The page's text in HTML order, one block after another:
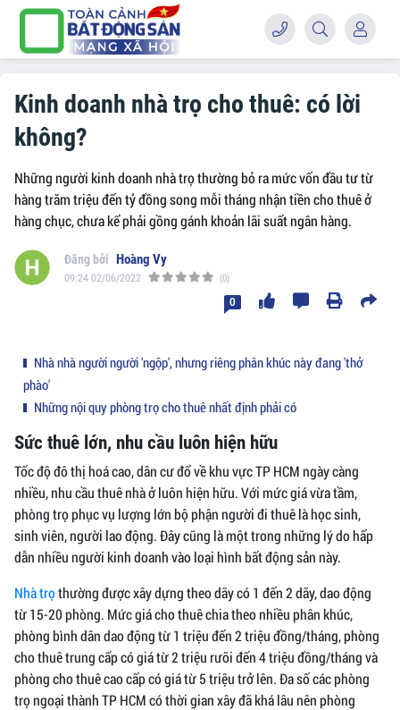
Kinh doanh nhà trọ cho thuê: có lời
không?
Những người kinh doanh nhà trọ thường bỏ ra mức vốn đầu tư từ
hàng trăm triệu đến tỷ đồng song mỗi tháng nhận tiền cho thuê ở
hàng chục, chưa kể phải gồng gánh khoản lãi suất ngân hàng.
Hoàng Vy
09:24 02/06/2022 (0)
0
Nhà nhà người người 'ngộp', nhưng riêng phân khúc này đang 'thở
phào'
Những nội quy phòng trọ cho thuê nhất định phải có
Sức thuê lớn, nhu cầu luôn hiện hữu
Tốc độ đô thị hoá cao, dân cư đổ về khu vực TP HCM ngày càng
nhiều, nhu cầu thuê nhà ở luôn hiện hữu. Với mức giá vừa tầm,
phòng trọ phục vụ lượng lớn bộ phận người đi thuê là học sinh,
sinh viên, người lao động. Đây cũng là một trong những lý do hấp
dẫn nhiều người kinh doanh vào loại hình bất động sản này.
Nhà trọthường được xây dựng theo dãy có 1 đến 2 dãy, dao động
từ 15-20 phòng. Mức giá cho thuê chia theo nhiều phân khúc,
phòng bình dân dao động từ 1 triệu đến 2 triệu đồng/tháng, phòng
cho thuê trung cấp có giá từ 2 triệu rưỡi đến 4 triệu đồng/tháng và
phòng cho thuê cao cấp có giá từ 5 triệu trở lên. Đa số các phòng
trọ ngoại thành TP HCM có thời gian xây đã khá lâu nên phòng